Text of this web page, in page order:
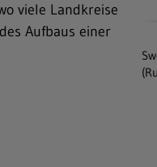
viele Landkreise
Aufbaus einer